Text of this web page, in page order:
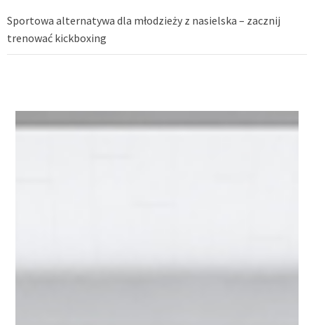
Sportowa alternatywa dla młodzieży z nasielska – zacznij
trenować kickboxing